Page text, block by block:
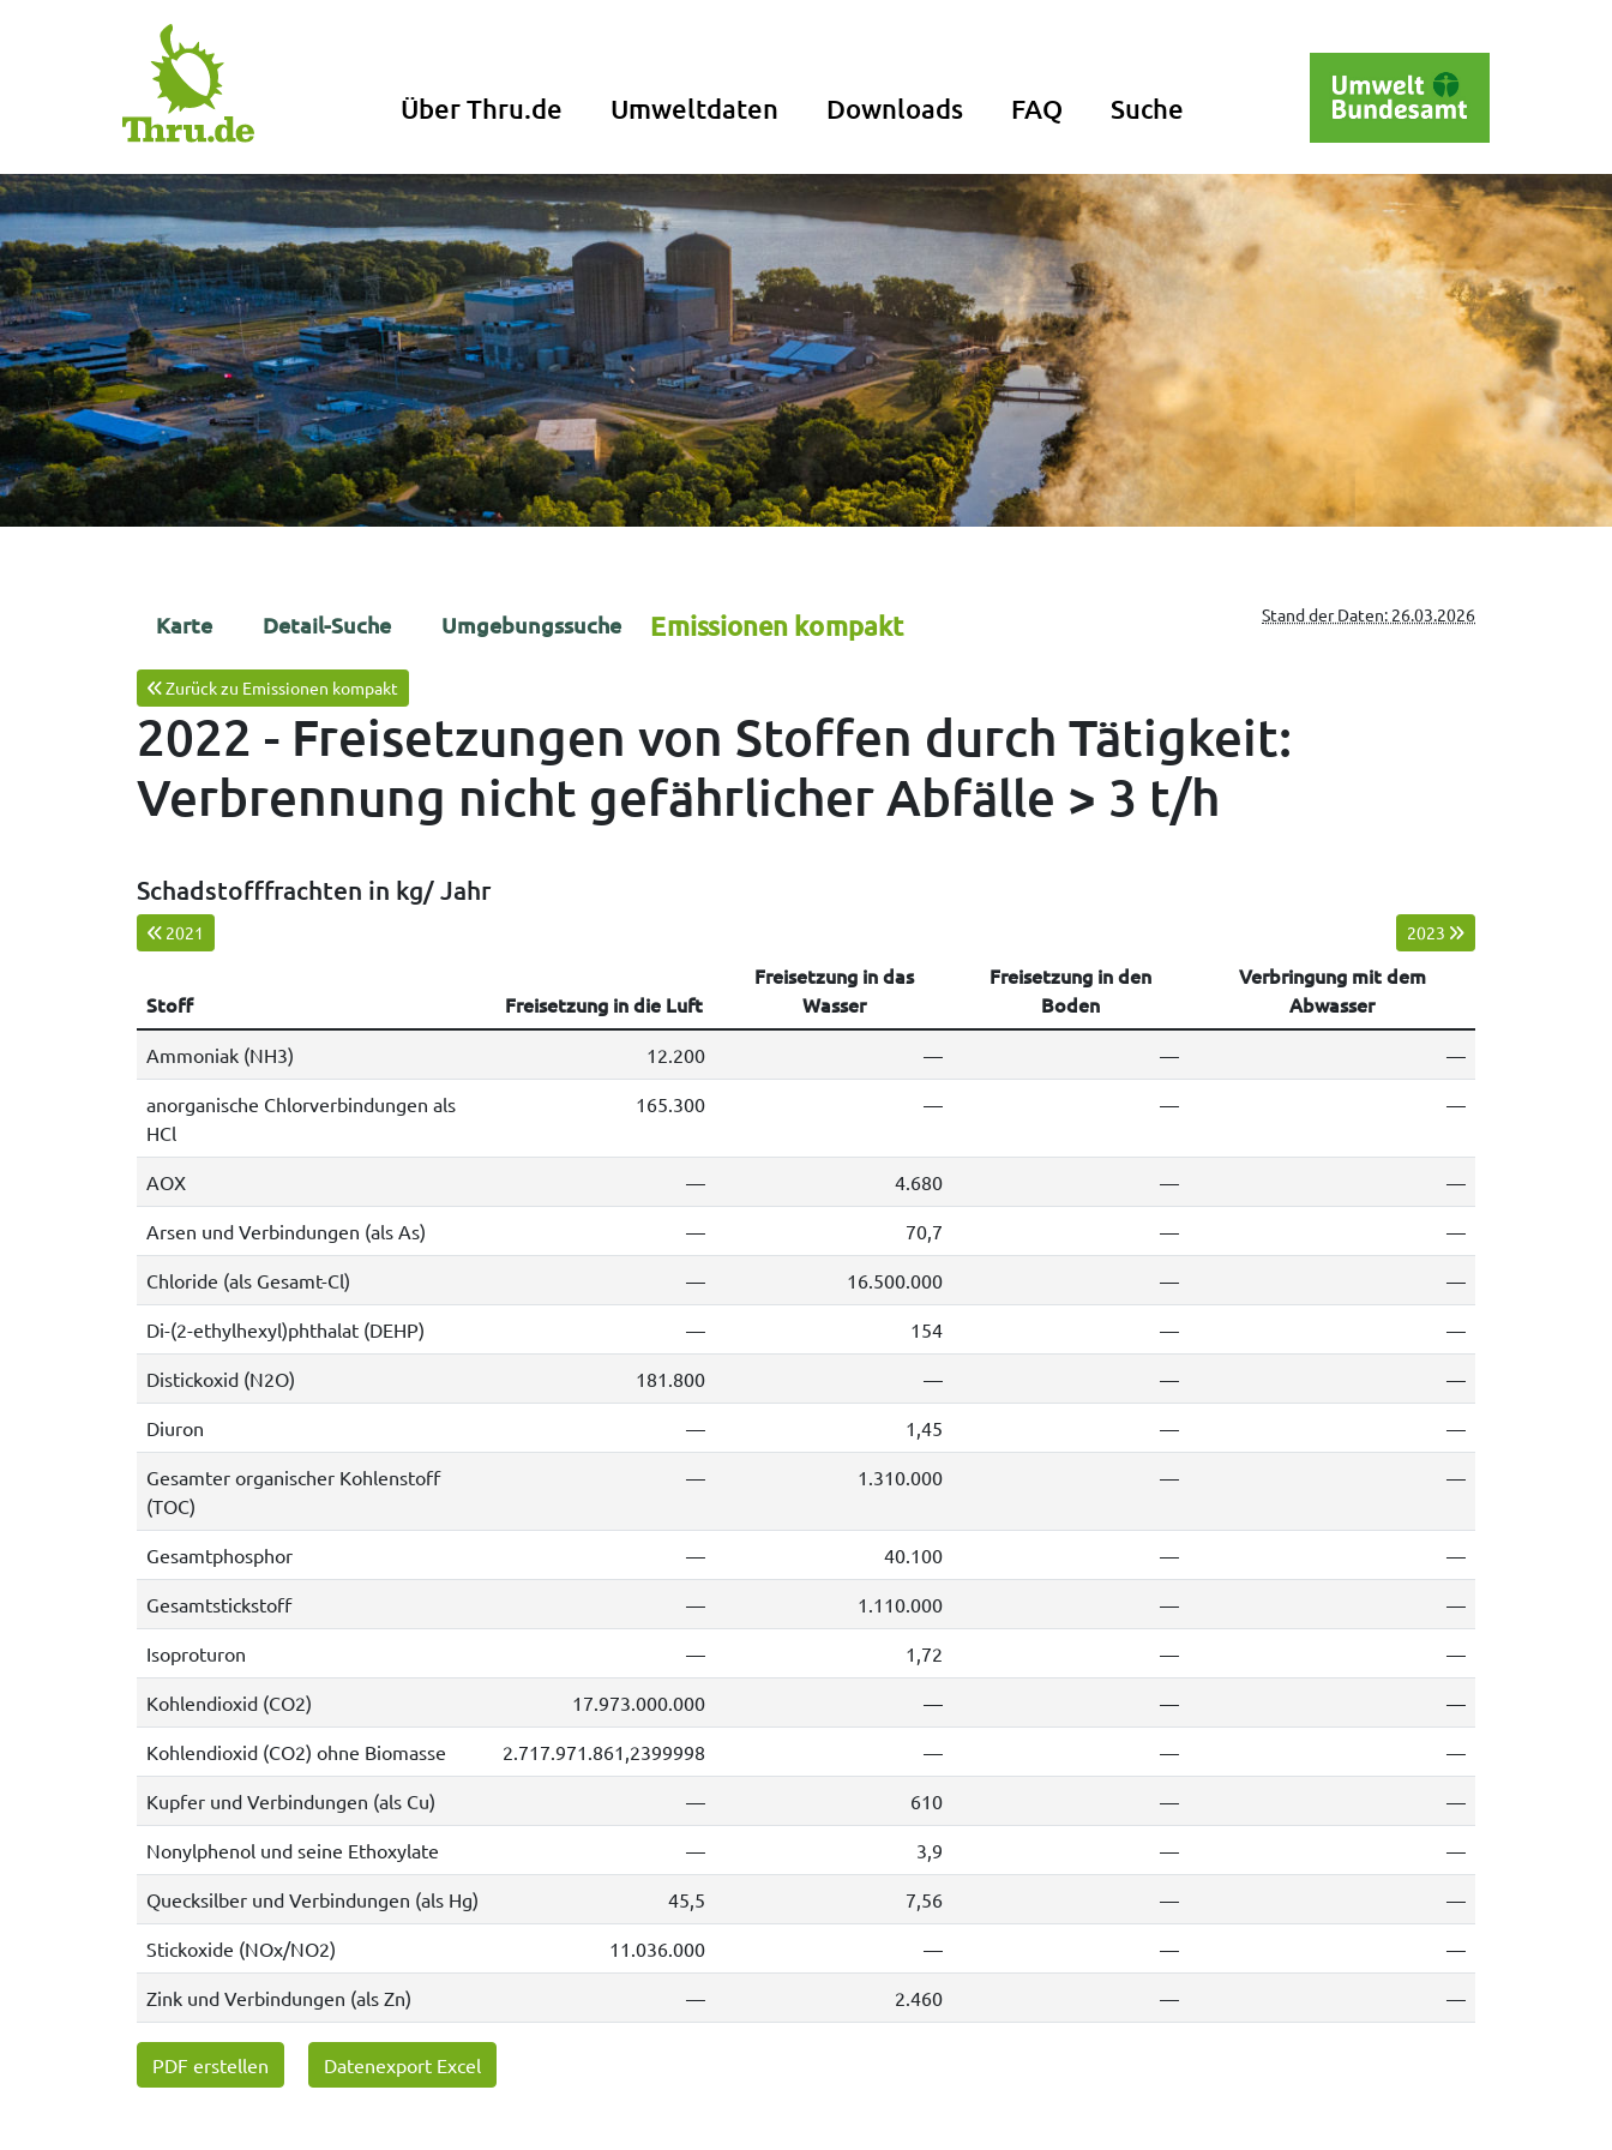
Über Thru.de Umweltdaten Downloads FAQ Suche
Stand der Daten: 26.03.2026
Karte Detail-Suche Umgebungssuche Emissionen kompakt
Zurück zu Emissionen kompakt
2022 - Freisetzungen von Stoffen durch Tätigkeit:
Verbrennung nicht gefährlicher Abfälle > 3 t/h
Schadstofffrachten in kg/ Jahr
2021 2023
Stoff Freisetzung in die Luft
Freisetzung in das
Wasser
Freisetzung in den
Boden
Verbringung mit dem
Abwasser
Ammoniak (NH3) 12.200 — — —
anorganische Chlorverbindungen als
HCl
165.300 — — —
AOX — 4.680 — —
Arsen und Verbindungen (als As) — 70,7 — —
Chloride (als Gesamt-Cl) — 16.500.000 — —
Di-(2-ethylhexyl)phthalat (DEHP) — 154 — —
Distickoxid (N2O) 181.800 — — —
Diuron — 1,45 — —
Gesamter organischer Kohlenstoff
(TOC)
— 1.310.000 — —
Gesamtphosphor — 40.100 — —
Gesamtstickstoff — 1.110.000 — —
Isoproturon — 1,72 — —
Kohlendioxid (CO2) 17.973.000.000 — — —
Kohlendioxid (CO2) ohne Biomasse 2.717.971.861,2399998 — — —
Kupfer und Verbindungen (als Cu) — 610 — —
Nonylphenol und seine Ethoxylate — 3,9 — —
Quecksilber und Verbindungen (als Hg) 45,5 7,56 — —
Stickoxide (NOx/NO2) 11.036.000 — — —
Zink und Verbindungen (als Zn) — 2.460 — —
PDF erstellen Datenexport Excel